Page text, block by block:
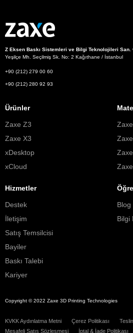
Z Eksen Baskı Sistemleri ve Bilgi Teknolojileri San.
Yeşilçe Mh. Seçilmiş Sk. No: 2 Kağıthane / İstanbul
+90 (212) 279 00 60
+90 (212) 280 92 93
Ürünler
Zaxe Z3
Zaxe X3
xDesktop
xCloud
Hizmetler
Destek
İletişim
Satış Temsilcisi
Bayiler
Baskı Talebi
Kariyer
Blog
Bilgi
Copyright © 2022 Zaxe 3D Printing Technologies
KVKK Aydınlatma Metni Çerez Politikası
Mesafeli Satış Sözleşmesi
İptal & İade Politikası